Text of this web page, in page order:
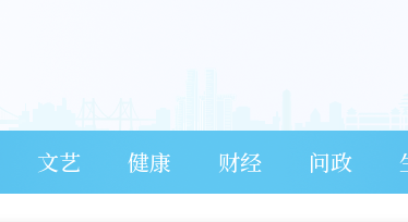
文艺 健康 财经 问政